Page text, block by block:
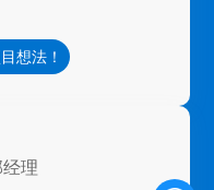
想法！
理